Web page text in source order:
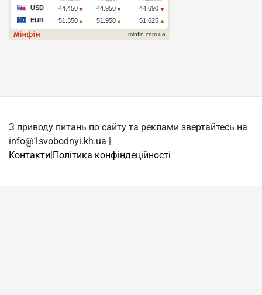
З приводу питань по сайту та реклами звертайтесь на
info@1svobodnyi.kh.ua |
Контакти|Політика конфіндеційності